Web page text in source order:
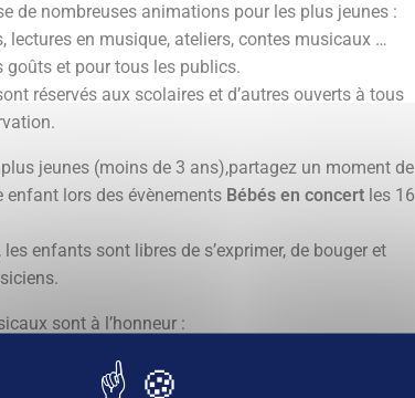
de nombreuses animations pour les plus jeunes :
lectures en musique, ateliers, contes musicaux …
goûts et pour tous les publics.
réservés aux scolaires et d’autres ouverts à tous
jeunes (moins de 3 ans),partagez un moment de
lors des évènements Bébés en concert les 16
enfants sont libres de s’exprimer, de bouger et
sont à l’honneur :
: le 17 mars et le 10 avril